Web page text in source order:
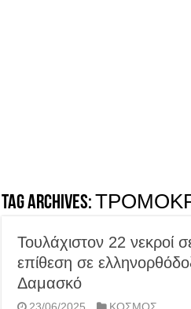
Tag Archives:
Τουλάχιστον 22 νεκροί
επίθεση σε
Δαμασκό